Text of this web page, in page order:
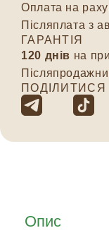
Оплата на
Післяплата з
ГАРАНТІЯ
120 днів на
ПОДІЛИТИСЯ
Опис